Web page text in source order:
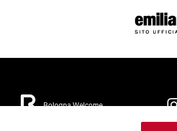
Bologna Welcome